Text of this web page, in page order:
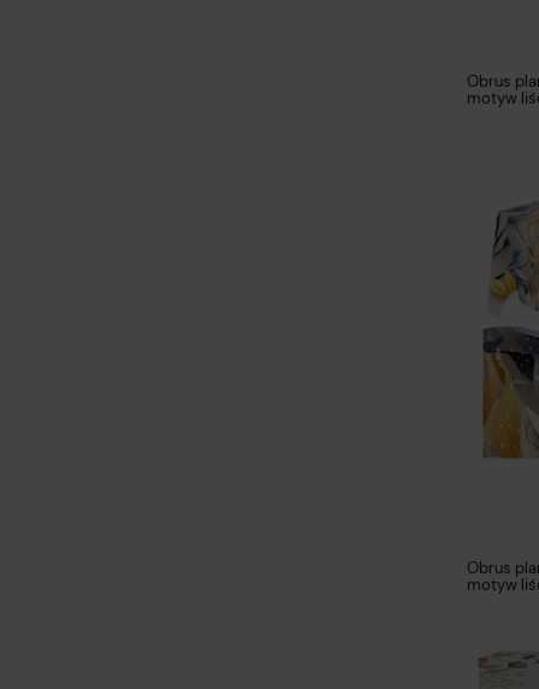
Obrus
motyw
Obrus
motyw